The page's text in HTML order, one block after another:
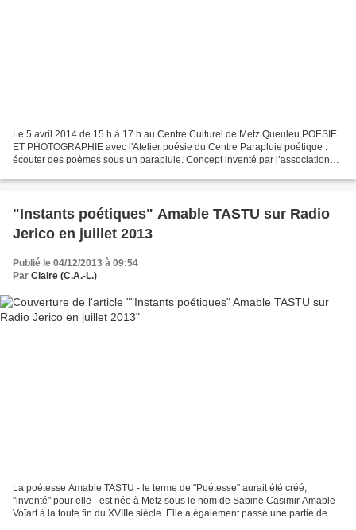
Le 5 avril 2014 de 15 h à 17 h au Centre Culturel de Metz Queuleu POESIE
ET PHOTOGRAPHIE avec l'Atelier poésie du Centre Parapluie poétique :
écouter des poèmes sous un parapluie. Concept inventé par l’association
"Instants poétiques" Amable TASTU sur Radio
Jerico en juillet 2013
Publié le 04/12/2013 à 09:54
Par Claire (C.A.-L.)
La poétesse Amable TASTU - le terme de "Poétesse" aurait été créé,
"inventé" pour elle - est née à Metz sous le nom de Sabine Casimir Amable
Voïart à la toute fin du XVIIIe siècle. Elle a également passé une partie de sa